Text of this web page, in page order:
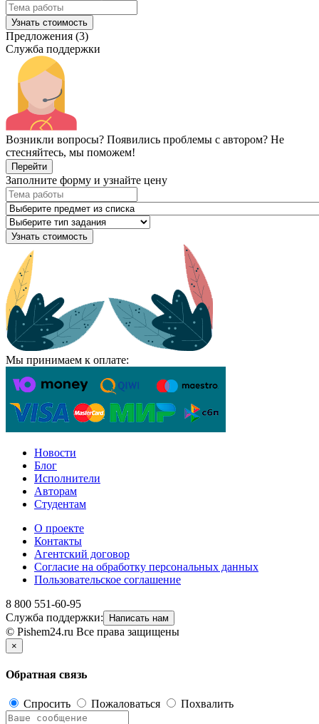
Узнать стоимость
Предложения (3)
Служба поддержки
Возникли вопросы? Появились проблемы с автором? Не
стесняйтесь, мы поможем!
Перейти
Заполните форму и узнайте цену
Узнать стоимость
Мы принимаем к оплате:
Новости
Блог
Исполнители
Авторам
Студентам
О проекте
Контакты
Агентский договор
Согласие на обработку персональных данных
Пользовательское соглашение
8 800 551-60-95
Служба поддержки:
Написать нам
© Pishem24.ru Все права защищены
×
Обратная связь
Спросить Пожаловаться Похвалить